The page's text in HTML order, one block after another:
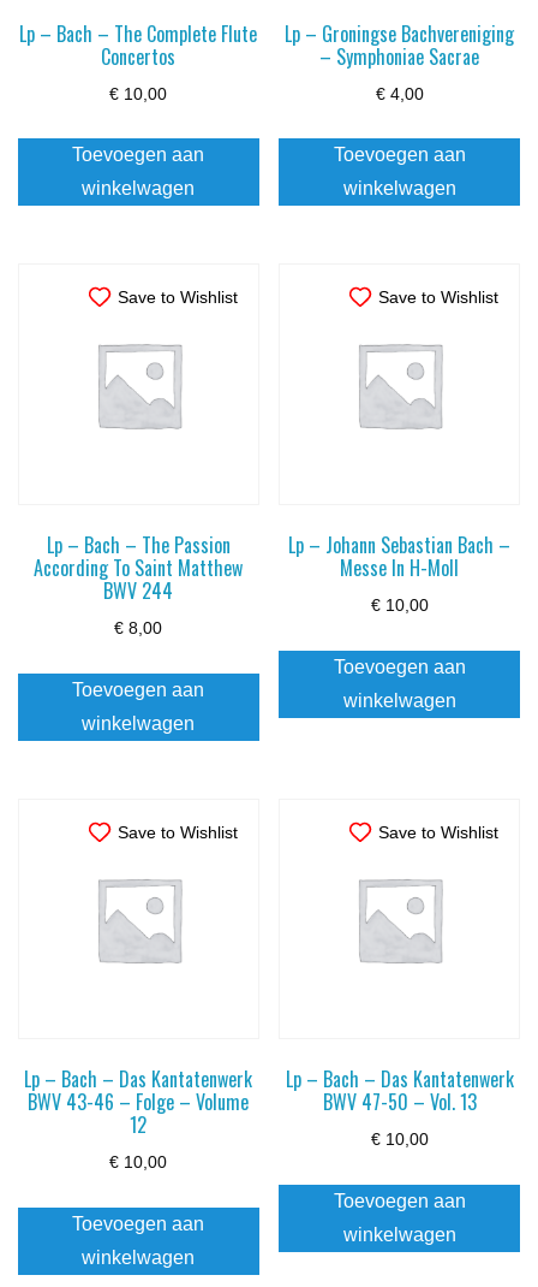
Lp – Bach – The Complete Flute
Concertos
€ 10,00
Toevoegen aan
winkelwagen
Lp – Groningse Bachvereniging
– Symphoniae Sacrae
€4,00
Toevoegen aan
winkelwagen
Save to Wishlist
Lp – Bach – The Passion
According To Saint Matthew
BWV 244
€ 8,00
Toevoegen aan
winkelwagen
Save to Wishlist
Lp – Johann Sebastian Bach –
Messe In H-Moll
€10,00
Toevoegen aan
winkelwagen
Save to Wishlist
Lp – Bach – Das Kantatenwerk
BWV 43-46 – Folge – Volume
12
€ 10,00
Toevoegen aan
winkelwagen
Save to Wishlist
Lp – Bach – Das Kantatenwerk
BWV 47-50 – Vol. 13
€10,00
Toevoegen aan
winkelwagen